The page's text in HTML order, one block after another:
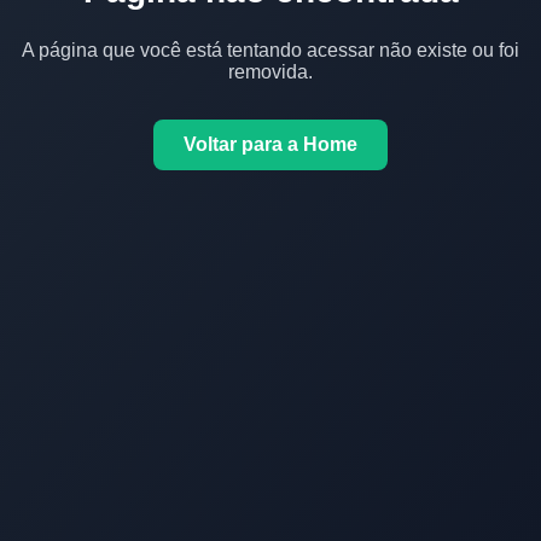
A página que você está tentando acessar não existe ou foi
removida.
Voltar para a Home